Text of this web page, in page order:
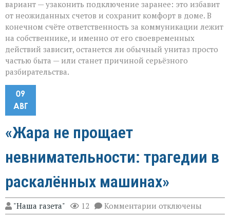
вариант — узаконить подключение заранее: это избавит
от неожиданных счетов и сохранит комфорт в доме. В
конечном счёте ответственность за коммуникации лежит
на собственнике, и именно от его своевременных
действий зависит, останется ли обычный унитаз просто
частью быта — или станет причиной серьёзного
разбирательства.
09
АВГ
«Жара не прощает
невнимательности: трагедии в
раскалённых машинах»
"Наша газета" 12 Комментарии к
записи
отключены